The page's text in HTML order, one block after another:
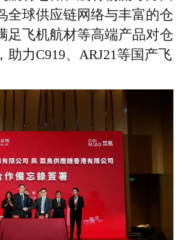
全球供应链网络与丰富的仓
足飞机航材等高端产品对仓
力C919、ARJ21等国产飞